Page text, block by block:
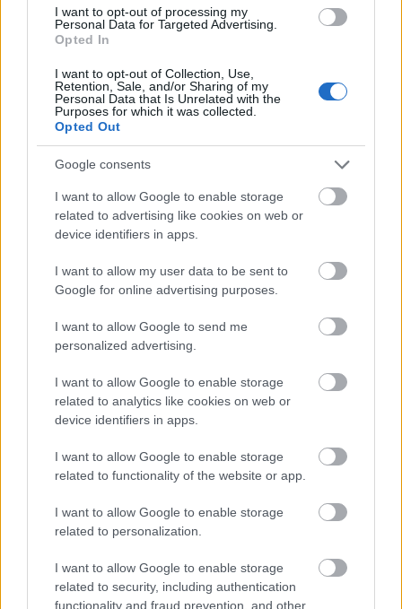
I want to opt-out of processing my
Personal Data for Targeted Advertising.
Opted In
I want to opt-out of Collection, Use,
Retention, Sale, and/or Sharing of my
Personal Data that Is Unrelated with the
Purposes for which it was collected.
Opted Out
Google consents
I want to allow Google to enable storage
related to advertising like cookies on web or
device identifiers in apps.
I want to allow my user data to be sent to
Google for online advertising purposes.
I want to allow Google to send me
personalized advertising.
I want to allow Google to enable storage
related to analytics like cookies on web or
device identifiers in apps.
I want to allow Google to enable storage
related to functionality of the website or app.
I want to allow Google to enable storage
related to personalization.
I want to allow Google to enable storage
related to security, including authentication
functionality and fraud prevention, and other
Olyan személyiség vagyok, aki nem adja fel
könnyen a dolgokat.Bár az első sikertelen kúra
után mélyen magamba zuhantam, a párom
segítségével képes voltam felállni, és rászánni
magamat arra, hogy próbáljuk meg újra,
meglátjuk, hogy mi lesz.A második orvosnál
már elsőre éreztem, hogy itt minden más lesz. A
szakember úgy kezelte a helyzetet, ahogy arról
álmodni sem mertem. Mivel máshogy
megváltozott.
Bár azért kicsit szkeptikusan mentem oda, mert
féltem, hogy mi vár rám megint. De itt
ténylegesen érdekelte őket a női lélek, nem úgy
beszéltek velem, mint a sokadik nő, aki várandós
akar lenni. Ilyenkor nagyon sokszor megkapják a
nők, hogy túl kell lépni egy-egy sikertelen
próbálkozáson, és csak előre kell tekinteni.
Bármennyire mondják, hogy el kell engedni, ha